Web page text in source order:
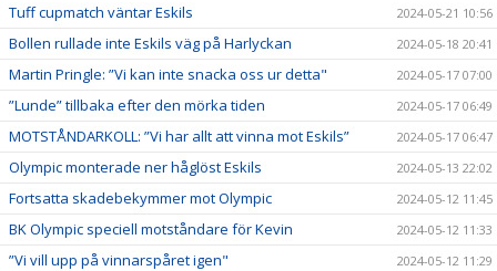
Tuff cupmatch väntar Eskils 2024-05-21 10:56
Bollen rullade inte Eskils väg på Harlyckan 2024-05-18 20:41
Martin Pringle: ”Vi kan inte snacka oss ur detta" 2024-05-17 07:00
”Lunde” tillbaka efter den mörka tiden 2024-05-17 06:49
MOTSTÅNDARKOLL: ”Vi har allt att vinna mot Eskils” 2024-05-17 06:47
Olympic monterade ner håglöst Eskils 2024-05-13 22:02
Fortsatta skadebekymmer mot Olympic 2024-05-12 11:45
BK Olympic speciell motståndare för Kevin 2024-05-12 11:33
”Vi vill upp på vinnarspåret igen" 2024-05-12 11:29